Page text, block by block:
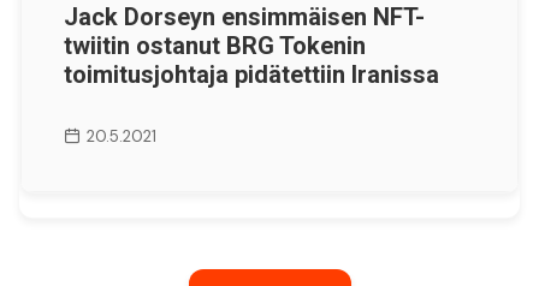
Jack Dorseyn ensimmäisen NFT-
twiitin ostanut BRG Tokenin
toimitusjohtaja pidätettiin Iranissa
20.5.2021